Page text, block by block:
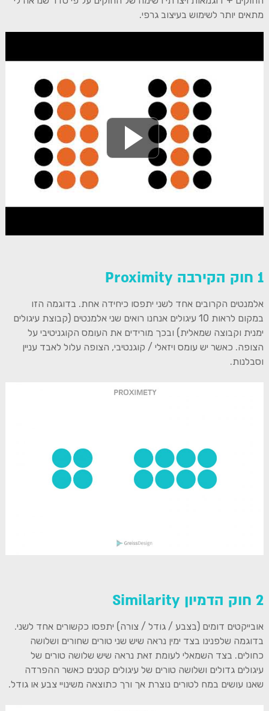
מתאים יותר לשימוש בעיצוב גרפי.
1 חוק הקירבה Proximity
אלמנטים הקרובים אחד לשני יתפסו כיחידה אחת. בדוגמה הזו
במקום לראות 10 עיגולים אנחנו רואים שני אלמנטים (קבוצת עיגולים
ימנית וקבוצה שמאלית) ובכך מורידים את העומס הקוגניטיבי על
הצופה. כאשר יש עומס ויזאלי / קוגנטיבי, הצופה עלול לאבד עניין
וסבלנות.
2 חוק הדמיון Similarity
אובייקטים דומים (בצבע / גודל / צורה) יתפסו כקשורים אחד לשני.
בדוגמה שלפנינו בצד ימין נראה שיש שני טורים שחורים ושלושה
כחולים. בצד השמאלי לעומת זאת נראה שיש שלושה טורים של
עיגולים גדולים ושלושה טורים של עיגולים קטנים כאשר ההפרדה
שאנו עושים במח לטורים נוצרת אך ורך כתוצאה משינויי צבע או גודל.